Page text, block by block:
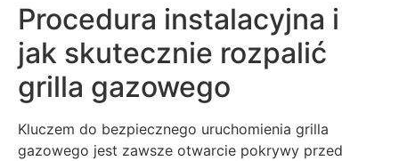
Procedura instalacyjna i
jak skutecznie rozpalić
grilla gazowego
Kluczem do bezpiecznego uruchomienia grilla
gazowego jest zawsze otwarcie pokrywy przed